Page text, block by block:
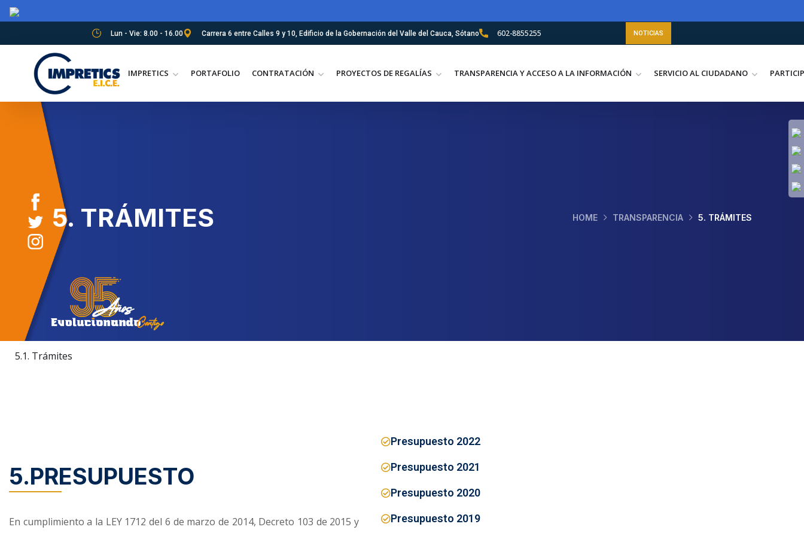
Lun - Vie: 8.00 - 16.00 Carrera 6 entre Calles 9 y 10, Edificio de la Gobernación del Valle del Cauca, Sótano 602-8855255 NOTICIAS
IMPRETICS PORTAFOLIO CONTRATACIÓN PROYECTOS DE REGALÍAS TRANSPARENCIA Y ACCESO A LA INFORMACIÓN SERVICIO AL CIUDADANO
5. TRÁMITES HOME TRANSPARENCIA 5. TRÁMITES
5.1. Trámites
5.PRESUPUESTO
En cumplimiento a la LEY 1712 del 6 de marzo de 2014, Decreto 103 de 2015 y
Presupuesto 2022
Presupuesto 2021
Presupuesto 2020
Presupuesto 2019